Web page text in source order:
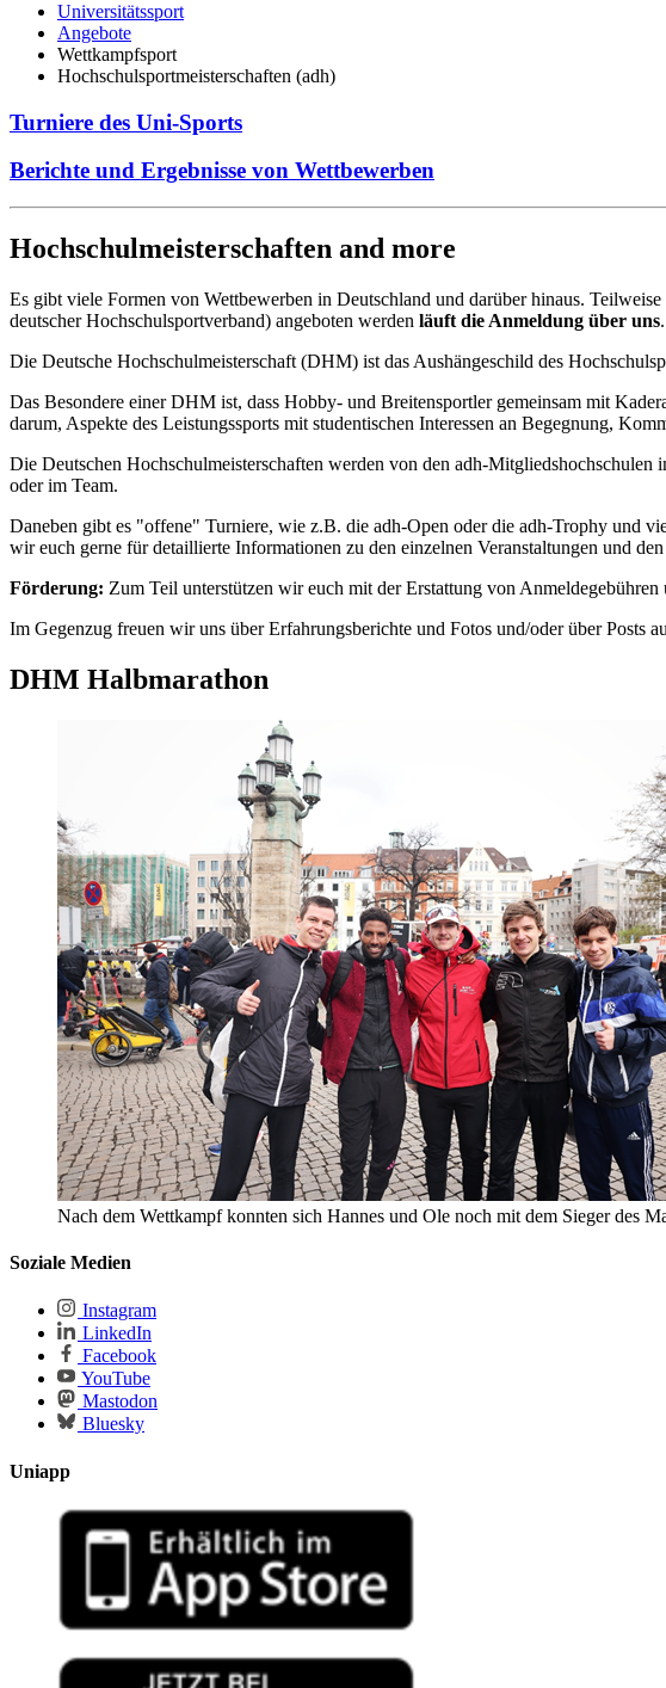
Universitätssport
Angebote
Wettkampfsport
Hochschulsportmeisterschaften (adh)
Turniere des Uni-Sports
Berichte und Ergebnisse von Wettbewerben
Hochschulmeisterschaften and more
Es gibt viele Formen von Wettbewerben in Deutschland und darüber hinaus.
deutscher Hochschulsportverband) angeboten werden läuft die Anmeldung über uns.
Die Deutsche Hochschulmeisterschaft (DHM) ist das Aushängeschild des
Das Besondere einer DHM ist, dass Hobby- und Breitensportler gemeinsam mit
darum, Aspekte des Leistungssports mit studentischen Interessen an Begegnung,
Die Deutschen Hochschulmeisterschaften werden von den adh-
oder im Team.
Daneben gibt es "offene" Turniere, wie z.B. die adh-Open oder die adh-Trophy und
wir euch gerne für detaillierte Informationen zu den einzelnen Veranstaltungen und
Förderung: Zum Teil unterstützen wir euch mit der Erstattung von
Im Gegenzug freuen wir uns über Erfahrungsberichte und Fotos und/oder über Posts
DHM Halbmarathon
Nach dem Wettkampf konnten sich Hannes und Ole noch mit dem Sieger des
Soziale Medien
Instagram
LinkedIn
Facebook
YouTube
Mastodon
Bluesky
Uniapp